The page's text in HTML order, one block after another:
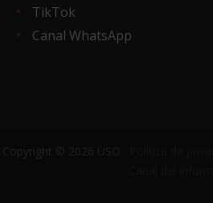
TikTok
Canal WhatsApp
Copyright © 2026 USO ·